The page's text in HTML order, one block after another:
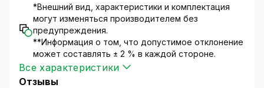
*Внешний вид, характеристики и комплектация
могут изменяться производителем без
предупреждения.
**Информация о том, что допустимое отклонение
может составлять ± 2 % в каждой стороне.
Все характеристики
Отзывы